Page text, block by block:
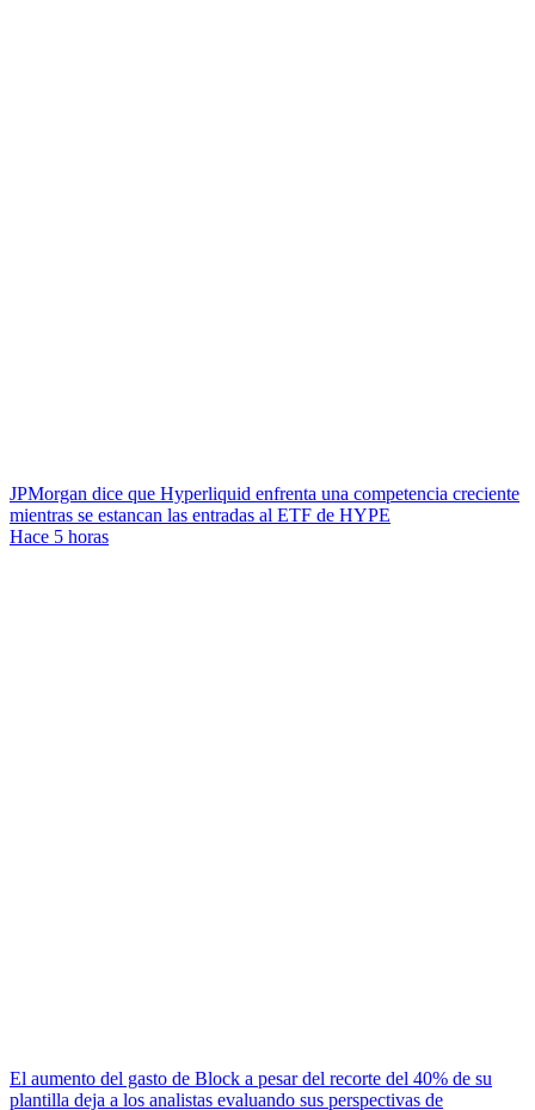
JPMorgan dice que Hyperliquid enfrenta una competencia creciente
mientras se estancan las entradas al ETF de HYPE
Hace 5 horas
El aumento del gasto de Block a pesar del recorte del 40% de su
plantilla deja a los analistas evaluando sus perspectivas de